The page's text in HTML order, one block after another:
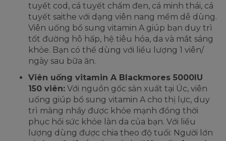
tuyết cod, cá tuyết chấm đen, cá minh thái, cá
tuyết saithe với dạng viên nang mềm dễ dùng.
Viên uống bổ sung vitamin A giúp bạn duy trì
tốt đường hô hấp, hệ tiêu hóa, da và mắt sáng
khỏe. Bạn có thể dùng với liều lượng 1 viên/
ngày sau bữa ăn.
Viên uống vitamin A Blackmores 5000IU
150 viên: Với nguồn gốc sản xuất tại Úc, viên
uống giúp bổ sung vitamin A cho thị lực, duy
trì màng nhầy được khỏe mạnh đồng thời
phục hồi sức khỏe làn da của bạn. Với liều
lượng dùng được chia theo độ tuổi: Người lớn